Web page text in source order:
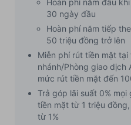
Hoàn phí năm đầu
30 ngày đầu
Hoàn phí năm tiếp
50 triệu đồng trở lên
Miễn phí rút tiền mặt tại
nhánh/Phòng giao dịch
mức rút tiền mặt đến
Trả góp lãi suất 0%
tiền mặt từ 1 triệu
từ 1%